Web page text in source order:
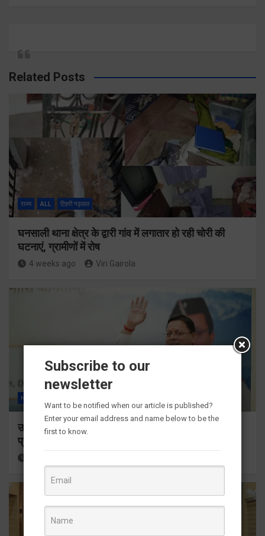
Related Posts
राज्य ALL टिहरी गढ़वाल
घनसाली थाना क्षेत्र के द्वारी गांव में लगातार हो रही चोरी की
घटनाएं, ग्रामीणों में रोष
4 weeks ago Viri Gairola
NEWS
उत्तराखंड सीएसआर डायलॉग कार्यक्रम में उद्योग जगत के
प्रतिनिधियों के साथ सीएम ने किया संवाद
Subscribe to our
newsletter
Want to be notified when our article is published?
Enter your email address and name below to be the
first to know.